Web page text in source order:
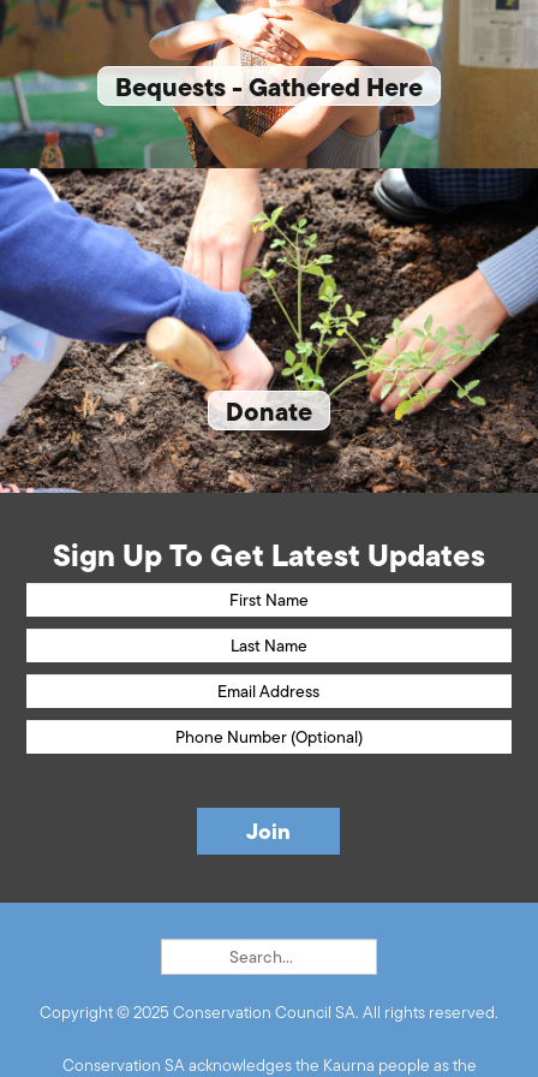
Bequests - Gathered Here
Donate
Sign Up To Get Latest Updates
Copyright © 2025 Conservation Council SA. All rights reserved.
Conservation SA acknowledges the Kaurna people as the